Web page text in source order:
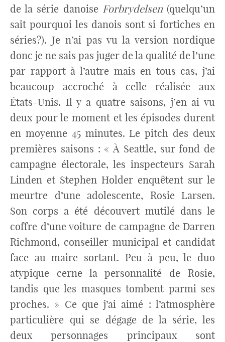
de la série danoise Forbrydelsen (quelqu’un
sait pourquoi les danois sont si fortiches en
séries?). Je n’ai pas vu la version nordique
donc je ne sais pas juger de la qualité de l’une
par rapport à l’autre mais en tous cas, j’ai
beaucoup accroché à celle réalisée aux
États-Unis. Il y a quatre saisons, j’en ai vu
deux pour le moment et les épisodes durent
en moyenne 45 minutes. Le pitch des deux
premières saisons : « À Seattle, sur fond de
campagne électorale, les inspecteurs Sarah
Linden et Stephen Holder enquêtent sur le
meurtre d’une adolescente, Rosie Larsen.
Son corps a été découvert mutilé dans le
coffre d’une voiture de campagne de Darren
Richmond, conseiller municipal et candidat
face au maire sortant. Peu à peu, le duo
atypique cerne la personnalité de Rosie,
tandis que les masques tombent parmi ses
proches. » Ce que j’ai aimé : l’atmosphère
particulière qui se dégage de la série, les
deux personnages principaux sont